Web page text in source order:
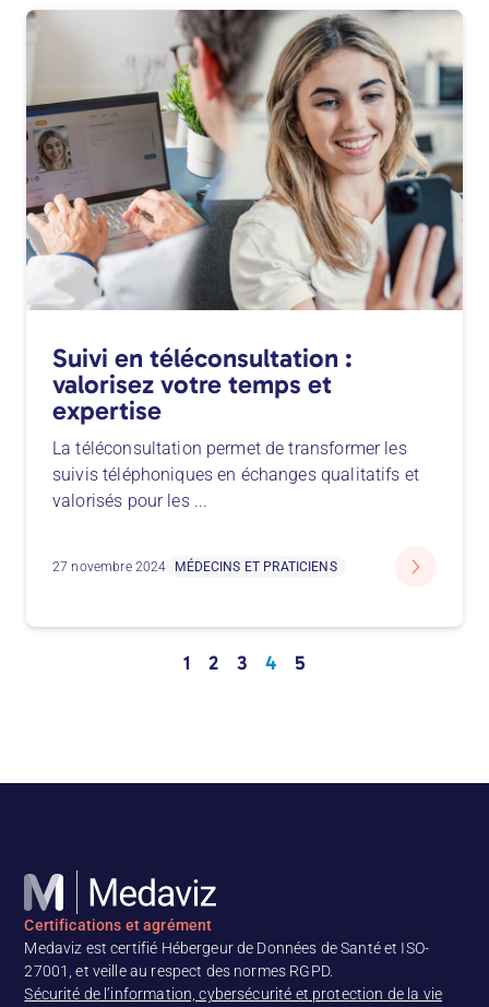
Suivi en téléconsultation :
valorisez votre temps et
expertise
La téléconsultation permet de transformer les
suivis téléphoniques en échanges qualitatifs et
valorisés pour les ...
27 novembre 2024 MÉDECINS ET PRATICIENS
1 2 3 4 5
Certifications et agrément
Medaviz est certifié Hébergeur de Données de Santé et ISO-
27001, et veille au respect des normes RGPD.
Sécurité de l’information, cybersécurité et protection de la vie